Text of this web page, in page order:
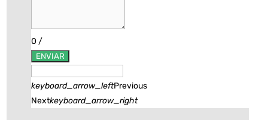
0 /
ENVIAR
keyboard_arrow_leftPrevious
Nextkeyboard_arrow_right